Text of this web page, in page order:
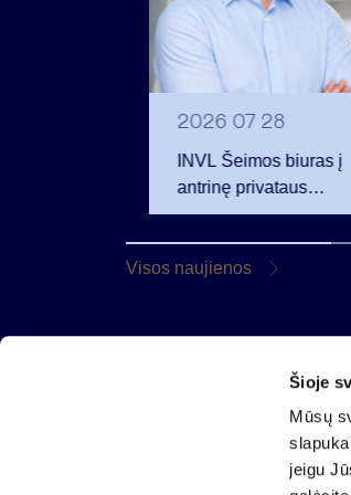
Šioje
Mūsų
jeigu
2026 07 28
INVL Šeimos biuras į
antrinę privataus
kapitalo rinką
investuojantį fondą
pritraukė 17,4 mln. JAV
Visos naujienos
Gynėjų g. 14, 01110 Vilnius
info@invaldainvl.com